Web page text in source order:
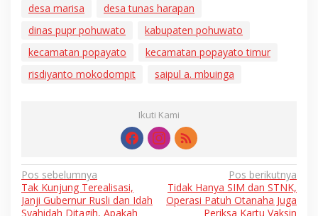
desa marisa
desa tunas harapan
dinas pupr pohuwato
kabupaten pohuwato
kecamatan popayato
kecamatan popayato timur
risdiyanto mokodompit
saipul a. mbuinga
Ikuti Kami
Navigasi
pos
Pos sebelumnya
Tak Kunjung Terealisasi,
Janji Gubernur Rusli dan Idah
Syahidah Ditagih, Apakah
Pos berikutnya
Tidak Hanya SIM dan STNK,
Operasi Patuh Otanaha Juga
Periksa Kartu Vaksin